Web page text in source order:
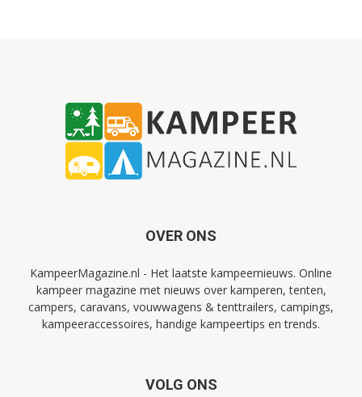
OVER ONS
KampeerMagazine.nl - Het laatste kampeernieuws. Online
kampeer magazine met nieuws over kamperen, tenten,
campers, caravans, vouwwagens & tenttrailers, campings,
kampeeraccessoires, handige kampeertips en trends.
VOLG ONS